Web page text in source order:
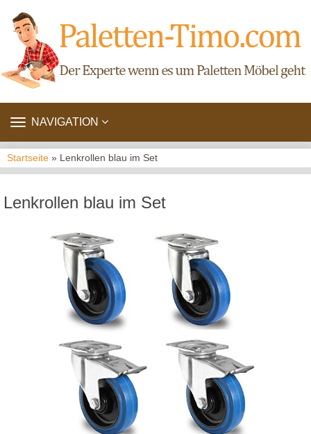
TOGGLE
NAVIGATION
Startseite » Lenkrollen blau im Set
Lenkrollen blau im Set